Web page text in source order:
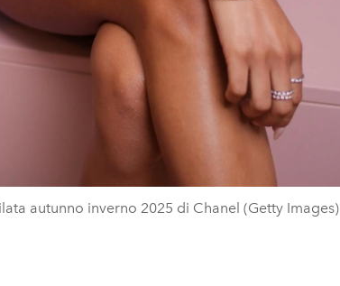
autunno inverno 2025 di Chanel (Getty Images)